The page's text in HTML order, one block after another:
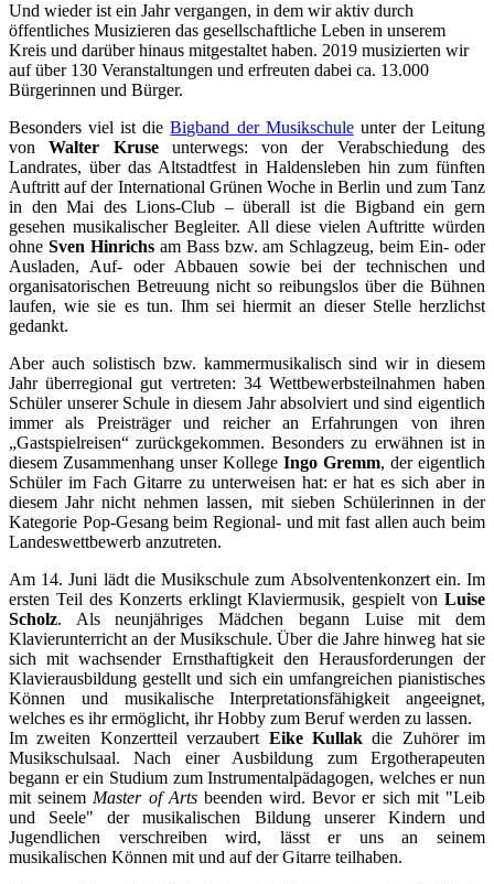
Und wieder ist ein Jahr vergangen, in dem wir aktiv durch
öffentliches Musizieren das gesellschaftliche Leben in unserem
Kreis und darüber hinaus mitgestaltet haben. 2019 musizierten wir
auf über 130 Veranstaltungen und erfreuten dabei ca. 13.000
Bürgerinnen und Bürger.
Besonders viel ist dieBigband der Musikschuleunter der Leitung
vonWalter Kruseunterwegs: von der Verabschiedung des
Landrates, über das Altstadtfest in Haldensleben hin zum fünften
Auftritt auf der International Grünen Woche in Berlin und zum Tanz
in den Mai des Lions-Club – überall ist die Bigband ein gern
gesehen musikalischer Begleiter. All diese vielen Auftritte würden
ohne Sven Hinrichsam Bass bzw. am Schlagzeug, beim Ein- oder
Ausladen, Auf- oder Abbauen sowie bei der technischen und
organisatorischen Betreuung nicht so reibungslos über die Bühnen
laufen, wie sie es tun. Ihm sei hiermit an dieser Stelle herzlichst
gedankt.
Aber auch solistisch bzw. kammermusikalisch sind wir in diesem
Jahr überregional gut vertreten: 34 Wettbewerbsteilnahmen haben
Schüler unserer Schule in diesem Jahr absolviert und sind eigentlich
immer als Preisträger und reicher an Erfahrungen von ihren
„Gastspielreisen“ zurückgekommen. Besonders zu erwähnen ist in
diesem Zusammenhang unser Kollege Ingo Gremm, der eigentlich
Schüler im Fach Gitarre zu unterweisen hat: er hat es sich aber in
diesem Jahr nicht nehmen lassen, mit sieben Schülerinnen in der
Kategorie Pop-Gesang beim Regional- und mit fast allen auch beim
Landeswettbewerb anzutreten.
Am 14. Juni lädt die Musikschule zum Absolventenkonzert ein. Im
ersten Teil des Konzerts erklingt Klaviermusik, gespielt von Luise
Scholz. Als neunjähriges Mädchen begann Luise mit dem
Klavierunterricht an der Musikschule. Über die Jahre hinweg hat sie
sich mit wachsender Ernsthaftigkeit den Herausforderungen der
Klavierausbildung gestellt und sich ein umfangreichen pianistisches
Können und musikalische Interpretationsfähigkeit angeeignet,
welches es ihr ermöglicht, ihr Hobby zum Beruf werden zu lassen.
Im zweiten Konzertteil verzaubert Eike Kullakdie Zuhörer im
Musikschulsaal. Nach einer Ausbildung zum Ergotherapeuten
begann er ein Studium zum Instrumentalpädagogen, welches er nun
mit seinem Master of Arts beenden wird. Bevor er sich mit "Leib
und Seele" der musikalischen Bildung unserer Kindern und
Jugendlichen verschreiben wird, lässt er uns an seinem
musikalischen Können mit und auf der Gitarre teilhaben.